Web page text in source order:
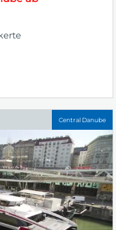
Central Danube